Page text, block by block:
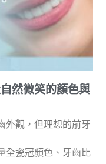
然微笑的顏色與
外觀，但理想的前牙
全瓷冠顏色、牙齒比